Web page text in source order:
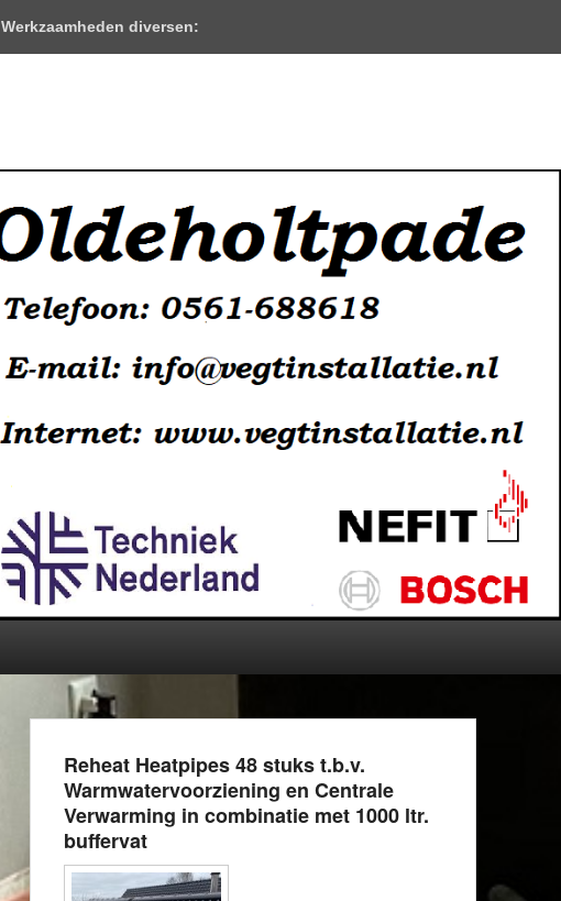
Werkzaamheden diversen:
Reheat Heatpipes 48 stuks t.b.v.
Warmwatervoorziening en Centrale
Verwarming in combinatie met 1000 ltr.
buffervat